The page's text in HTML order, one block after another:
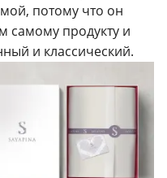
потому что он
самому продукту и
и классический.